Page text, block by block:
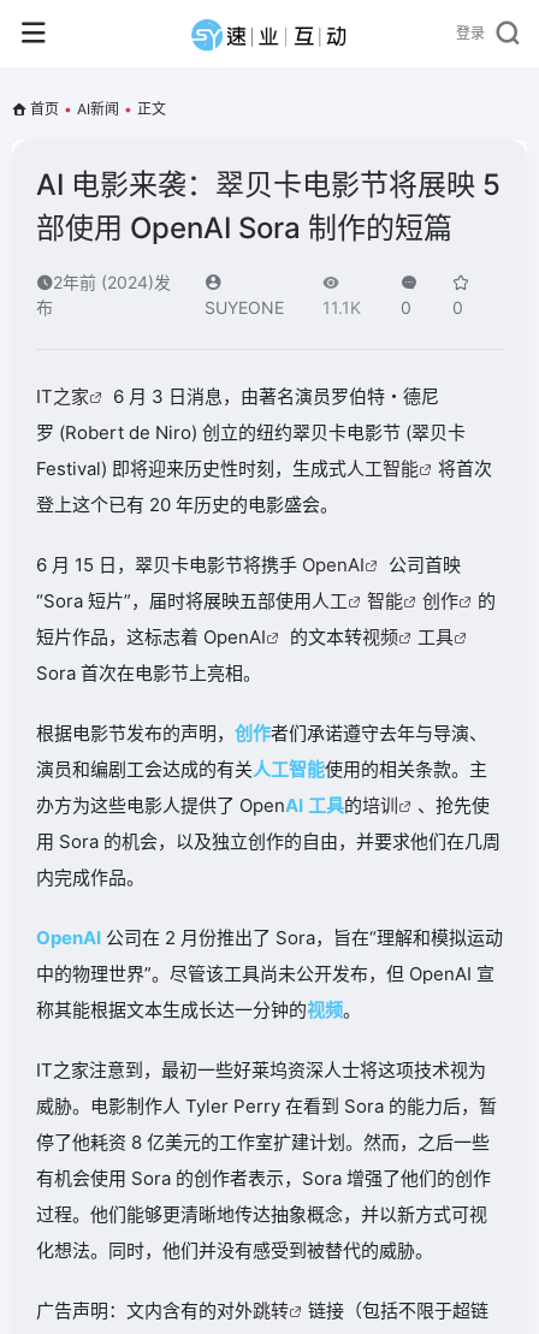
登录
首页 • AI新闻 • 正文
AI 电影来袭：翠贝卡电影节将展映 5
部使用 OpenAI Sora 制作的短篇
2年前 (2024)发
布
SUYEONE 11.1K 0 0
IT之家
6 月 3 日消息，由著名演员罗伯特・德尼
罗 (Robert de Niro) 创立的纽约翠贝卡电影节 (翠贝卡
Festival) 即将迎来历史性时刻，生成式人工智能
将首次
登上这个已有 20 年历史的电影盛会。
6 月 15 日，翠贝卡电影节将携手 OpenAI
公司首映
“Sora 短片”，届时将展映五部使用人工 智能 创作
的
短片作品，这标志着 OpenAI 的文本转视频
工具
Sora 首次在电影节上亮相。
根据电影节发布的声明， 创作者们承诺遵守去年与导演、
演员和编剧工会达成的有关人工智能使用的相关条款。主
办方为这些电影人提供了 OpenAI 工具的培训
、抢先使
用 Sora 的机会，以及独立创作的自由，并要求他们在几周
内完成作品。
OpenAI 公司在 2 月份推出了 Sora，旨在“理解和模拟运动
中的物理世界”。尽管该工具尚未公开发布，但 OpenAI 宣
称其能根据文本生成长达一分钟的视频。
IT之家注意到，最初一些好莱坞资深人士将这项技术视为
威胁。电影制作人 Tyler Perry 在看到 Sora 的能力后，暂
停了他耗资 8 亿美元的工作室扩建计划。然而，之后一些
有机会使用 Sora 的创作者表示，Sora 增强了他们的创作
过程。他们能够更清晰地传达抽象概念，并以新方式可视
化想法。同时，他们并没有感受到被替代的威胁。
广告声明：文内含有的对外跳转
链接（包括不限于超链